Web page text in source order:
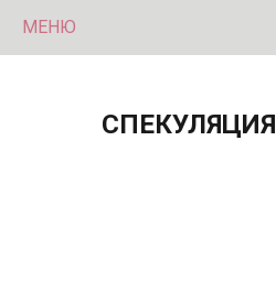
МЕНЮ
СПЕКУЛЯЦИЯ